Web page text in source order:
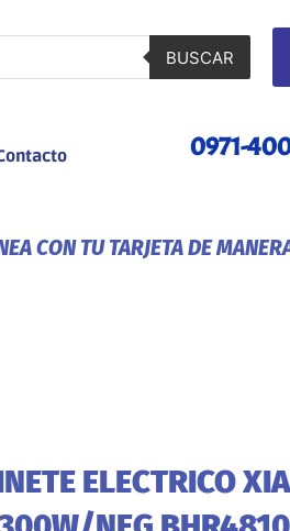
BUSCAR
0971-
CON TU TARJETA DE
ELECTRICO